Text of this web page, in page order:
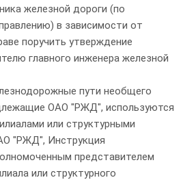
железной дороги (по
в зависимости от
поручить утверждение
главного инженера железной
пути необщего
ОАО "РЖД", используются
или структурными
"РЖД", Инструкция
представителем
или структурного